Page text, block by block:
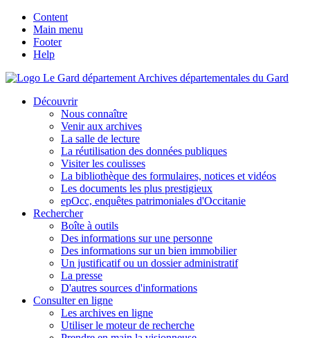
Content
Main menu
Footer
Help
Archives départementales du Gard
Découvrir
Nous connaître
Venir aux archives
La salle de lecture
La réutilisation des données publiques
Visiter les coulisses
La bibliothèque des formulaires, notices et vidéos
Les documents les plus prestigieux
epOcc, enquêtes patrimoniales d'Occitanie
Rechercher
Boîte à outils
Des informations sur une personne
Des informations sur un bien immobilier
Un justificatif ou un dossier administratif
La presse
D'autres sources d'informations
Consulter en ligne
Les archives en ligne
Utiliser le moteur de recherche